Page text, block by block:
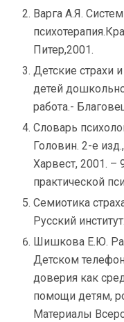
Варга А.Я.
Питер,2001.
Детские страхи
детей
работа.-
Словарь
Головин. 2-е
Харвест, 2001. –
практической
Семиотика
Русский
Шишкова Е.Ю.
Детском
доверия как
помощи детям,
Материалы